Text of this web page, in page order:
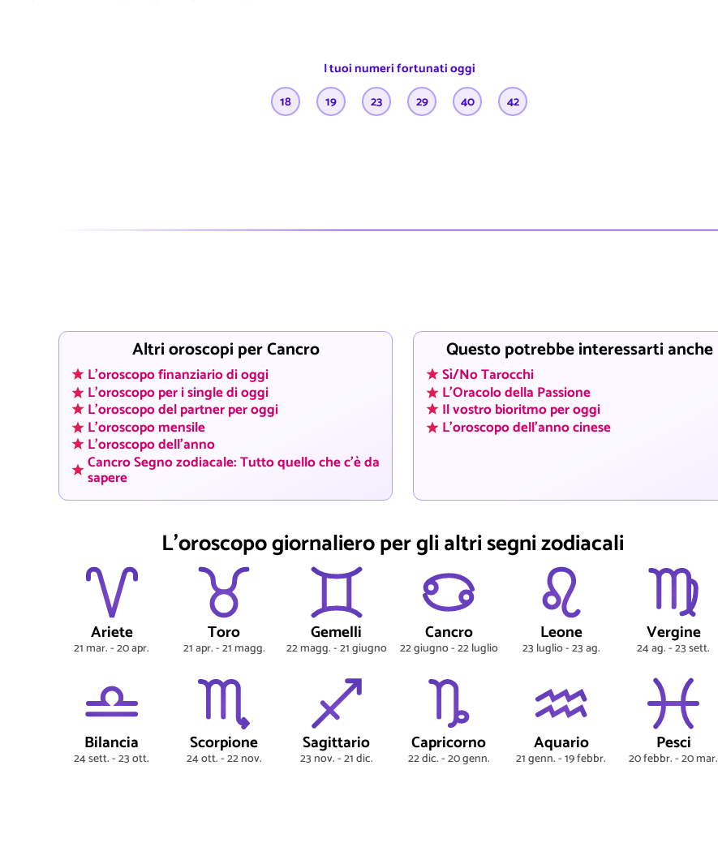
I tuoi numeri fortunati oggi
18
19 23 29 40 42
Altri oroscopi per Cancro
L'oroscopo finanziario di oggi
L'oroscopo per i single di oggi
L'oroscopo del partner per oggi
L'oroscopo mensile
L'oroscopo dell'anno
Cancro Segno zodiacale: Tutto quello che c'è da
sapere
Questo potrebbe interessarti anche
Sì/No Tarocchi
L'Oracolo della Passione
Il vostro bioritmo per oggi
L'oroscopo dell'anno cinese
L'oroscopo giornaliero per gli altri segni zodiacali
Ariete
21 mar. - 20 apr.
Toro
21 apr. - 21 magg.
Gemelli
22 magg. - 21 giugno
Cancro
22 giugno - 22 luglio
Leone
23 luglio - 23 ag.
Vergine
24 ag. - 23 sett.
Bilancia
24 sett. - 23 ott.
Scorpione
24 ott. - 22 nov.
Sagittario
23 nov. - 21 dic.
Capricorno
22 dic. - 20 genn.
Aquario
21 genn. - 19 febbr.
Pesci
20 febbr. - 20 mar.